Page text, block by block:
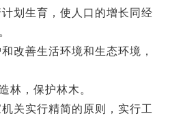
生育，使人口的增长同经
善生活环境和生态环境，
，保护林木。
实行精简的原则，实行工